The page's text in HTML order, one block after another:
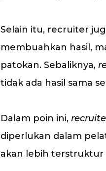
Selain itu, recruiter
membuahkan hasil,
patokan. Sebaliknya,
tidak ada hasil sama
Dalam poin ini,
diperlukan dalam
akan lebih terstruktur